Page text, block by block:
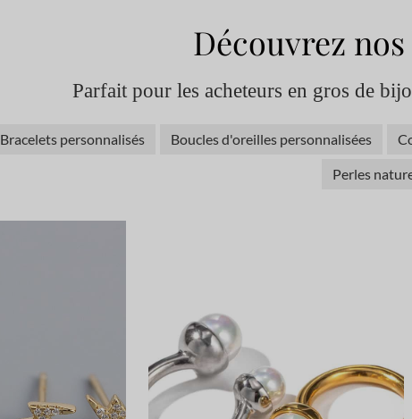
Découvrez
Parfait pour les acheteurs en gros de
Bracelets personnalisés Boucles d'oreilles personnalisées
Perles